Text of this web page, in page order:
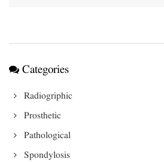
Categories
Radiogriphic
Prosthetic
Pathological
Spondylosis